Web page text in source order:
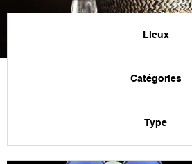
Lieux
Catégories
Type